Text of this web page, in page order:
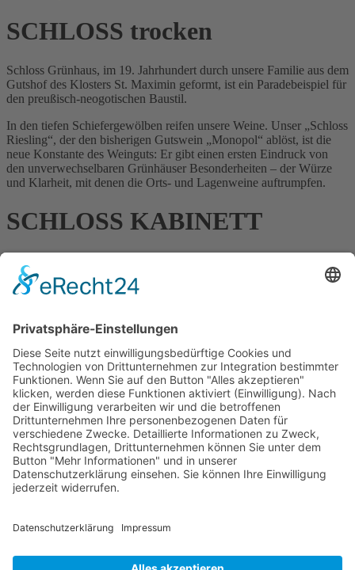
SCHLOSS trocken
Schloss Grünhaus, im 19. Jahrhundert durch unsere Familie aus dem
Gutshof des Klosters St. Maximin geformt, ist ein Paradebeispiel für
den preußisch-neogotischen Baustil.
In den tiefen Schiefergewölben reifen unsere Weine. Unser „Schloss
Riesling“, der den bisherigen Gutswein „Monopol“ ablöst, ist die
neue Konstante des Weinguts: Er gibt einen ersten Eindruck von
den unverwechselbaren Grünhäuser Besonderheiten – der Würze
und Klarheit, mit denen die Orts- und Lagenweine auftrumpfen.
SCHLOSS KABINETT
In den tiefen Schiefergewölben unseres Schlosskellers reifen unsere
SCHLOSS KABINETT RIESLING.
Unser neuer SCHLOSS KABINETT gibt einen ersten Eindruck
von der unverwechselbaren Ruwer-Stilistik. Der kühle, feine und
kräuterwürzige Stil unserer Lagenweine findet sich bereits auch hier.
VDP.GUTSWEIN Bestellen
Zurück zur Übersicht
Maximin Grünhaus 1